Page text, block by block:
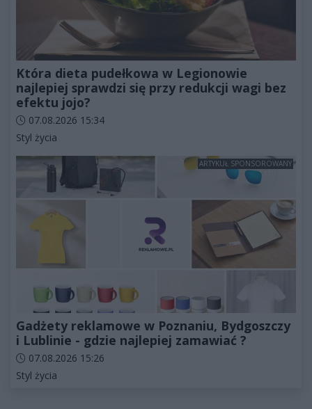
Która dieta pudełkowa w Legionowie
najlepiej sprawdzi się przy redukcji wagi bez
efektu jojo?
Data dodania artykułu:
07.08.2026 15:34
Kategorie artykułu:
Styl życia
ARTYKUŁ SPONSOROWANY
Gadżety reklamowe w Poznaniu, Bydgoszczy
i Lublinie - gdzie najlepiej zamawiać ?
Data dodania artykułu:
07.08.2026 15:26
Kategorie artykułu:
Styl życia